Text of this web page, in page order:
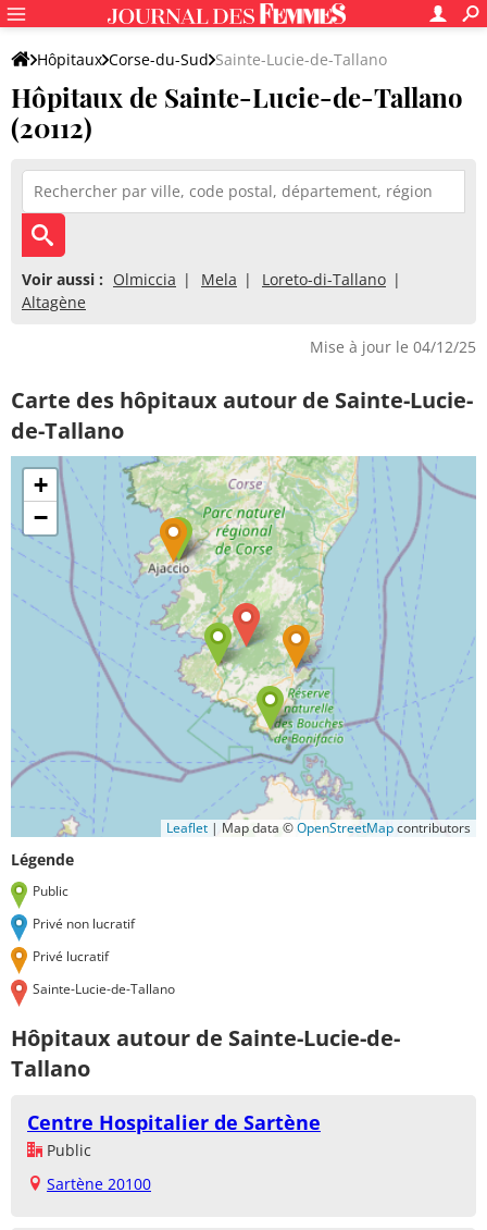
Hôpitaux Corse-du-Sud Sainte-Lucie-de-Tallano
Hôpitaux de Sainte-Lucie-de-Tallano
(20112)
Voir aussi : Olmiccia Mela
Loreto-di-Tallano
Altagène
Mise à jour le 04/12/25
Carte des hôpitaux autour de Sainte-Lucie-
de-Tallano
+
−
Leaflet | Map data ©OpenStreetMapcontributors
Légende
Public
Privé non lucratif
Privé lucratif
Sainte-Lucie-de-Tallano
Hôpitaux autour de Sainte-Lucie-de-
Tallano
Centre Hospitalier de Sartène
Public
Sartène 20100